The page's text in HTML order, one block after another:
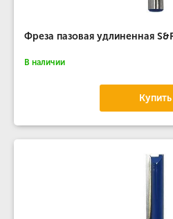
Фреза пазовая удлиненная
В наличии
Купить